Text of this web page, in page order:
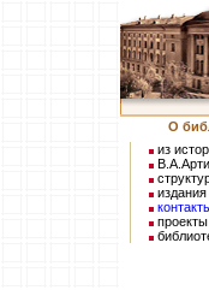
О
из
издания
проекты